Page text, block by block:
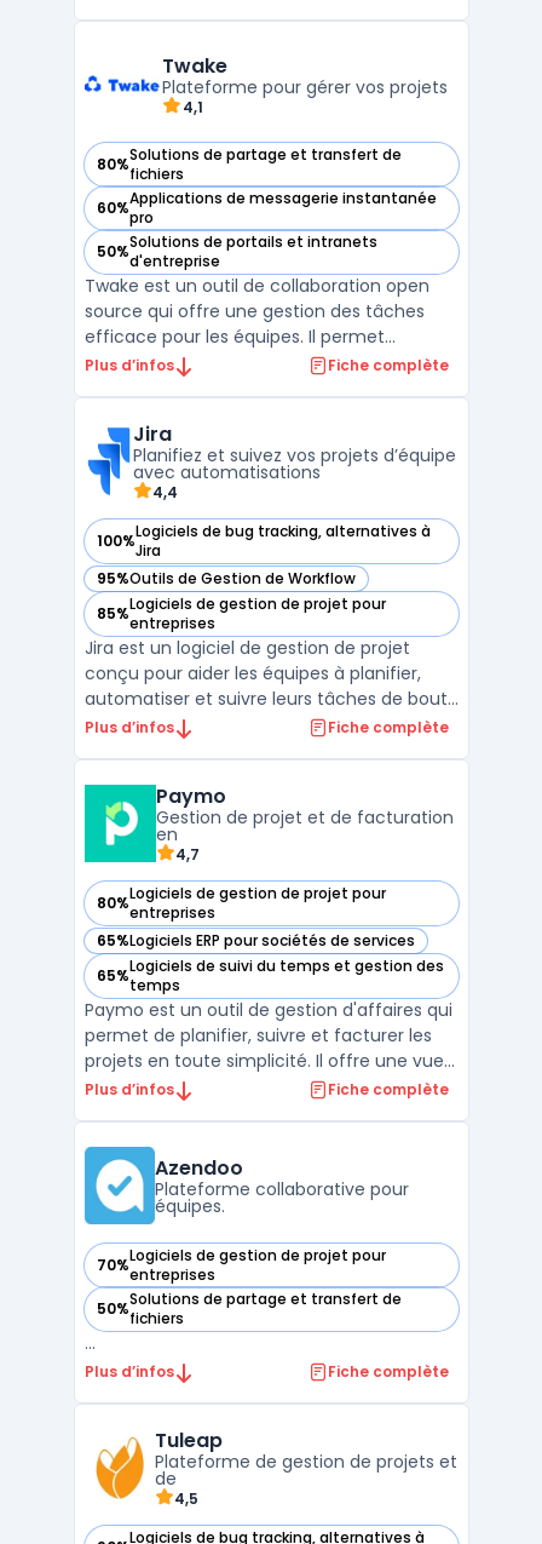
créer des cartes mentales et construire des
...
Twake
Plateforme pour gérer vos projets
4,1
80%Solutions de partage et transfert de
fichiers
— voir Twake dans cette catégorie
60%Applications de messagerie instantanée
pro
— voir Twake dans cette catégorie
50%Solutions de portails et intranets
d'entreprise
— voir Twake dans cette catégorie
Twake est un outil de collaboration open
source qui offre une gestion des tâches
efficace pour les équipes. Il permet
d'organiser les tâches, les projets, le
travail en équipe plus productif et plus
facile, grâce à u ...
Plus d’infos Fiche complète
Jira
Planifiez et suivez vos projets d’équipe
avec automatisations
4,4
100%Logiciels de bug tracking, alternatives à
Jira
— voir Jira dans cette catégorie
95%Outils de Gestion de Workflow
— voir Jira dans cette catégorie
85%Logiciels de gestion de projet pour
entreprises
— voir Jira dans cette catégorie
Jira est un logiciel de gestion de projet
conçu pour aider les équipes à planifier,
automatiser et suivre leurs tâches de bout
en bout. Dans un contexte où la
facilite l’alignement sur les objectifs, la
priorisation de ...
Plus d’infos Fiche complète
Paymo
Gestion de projet et de facturation
en
4,7
80%Logiciels de gestion de projet pour
entreprises
— voir Paymo dans cette catégorie
65%Logiciels ERP pour sociétés de services
— voir Paymo dans cette catégorie
65%Logiciels de suivi du temps et gestion des
temps
— voir Paymo dans cette catégorie
Paymo est un outil de gestion d'affaires qui
permet de planifier, suivre et facturer les
projets en toute simplicité. Il offre une vue
d'ensemble sur les tâches assignées à
productivité et des outils de
communication ...
Plus d’infos Fiche complète
Azendoo
Plateforme collaborative pour
équipes.
70%Logiciels de gestion de projet pour
entreprises
— voir Azendoo dans cette catégorie
50%Solutions de partage et transfert de
fichiers
— voir Azendoo dans cette catégorie
...
Plus d’infos Fiche complète
Tuleap
Plateforme de gestion de projets et
de
4,5
Logiciels de bug tracking, alternatives à